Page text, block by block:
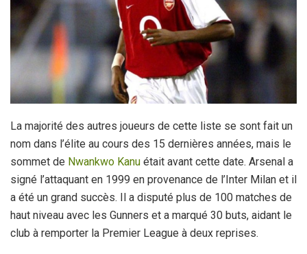
La majorité des autres joueurs de cette liste se sont fait un
nom dans l’élite au cours des 15 dernières années, mais le
sommet de Nwankwo Kanu était avant cette date. Arsenal a
signé l’attaquant en 1999 en provenance de l’Inter Milan et il
a été un grand succès. Il a disputé plus de 100 matches de
haut niveau avec les Gunners et a marqué 30 buts, aidant le
club à remporter la Premier League à deux reprises.